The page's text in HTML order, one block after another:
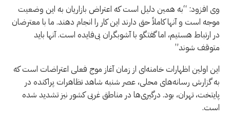
وی افزود: “به همین دلیل است که اعتراض بازاریان به این وضعیت
موجه است و آنها کاملاً حق دارند این کار را انجام دهند. ما با معترضان
در ارتباط هستیم، اما گفتگو با آشوبگران بی‌فایده است. آنها باید
متوقف شوند”
این اولین اظهارات خامنه‌ای از زمان آغاز موج فعلی اعتراضات است که
به گزارش رسانه‌های محلی، عصر شنبه شاهد تظاهرات پراکنده در
پایتخت، تهران، بود. درگیری‌ها در مناطق غربی کشور نیز تشدید شده
است.